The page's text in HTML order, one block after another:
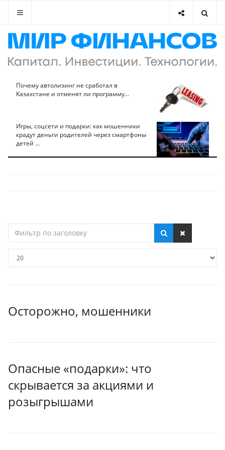
Почему автолизинг не сработал в
Казахстане и отменят ли программу...
Игры, соцсети и подарки: как мошенники
крадут деньги родителей через смартфоны
детей ...
по
Осторожно, мошенники
Опасные «подарки»: что
скрывается за акциями и
розыгрышами